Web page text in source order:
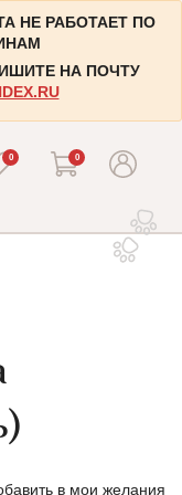
НЕ РАБОТАЕТ ПО
НА ПОЧТУ
0 0
в мои желания